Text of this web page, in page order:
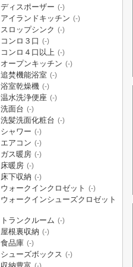
ディスポーザー (-)
アイランドキッチン (-)
スロップシンク (-)
コンロ３口 (-)
コンロ４口以上 (-)
オープンキッチン (-)
追焚機能浴室 (-)
浴室乾燥機 (-)
温水洗浄便座 (-)
洗面台 (-)
洗髪洗面化粧台 (-)
シャワー (-)
エアコン (-)
ガス暖房 (-)
床暖房 (-)
床下収納 (-)
ウォークインクロゼット (-)
ウォークインシューズクロゼット
トランクルーム (-)
屋根裏収納 (-)
食品庫 (-)
シューズボックス (-)